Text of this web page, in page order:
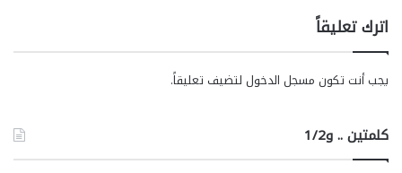
اترك تعليقاً
يجب أنت تكون مسجل الدخول لتضيف تعليقاً.
كلمتين .. و1/2